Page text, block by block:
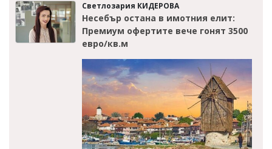
Светлозария КИДЕРОВА
Несебър остана в имотния елит:
Премиум офертите вече гонят 3500
евро/кв.м